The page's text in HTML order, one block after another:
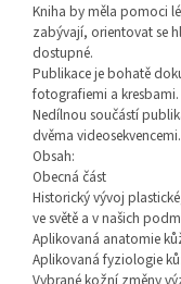
Kniha by měla pomoci
zabývají, orientovat se
dostupné.
Publikace je bohatě
fotografiemi a kresbami.
Nedílnou součástí
dvěma videosekvencemi.
Obsah:
Obecná část
Historický vývoj
ve světě a v našich
Aplikovaná anatomie
Aplikovaná fyziologie